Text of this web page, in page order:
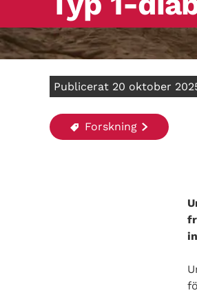
Publicerat 20 oktober
Forskning